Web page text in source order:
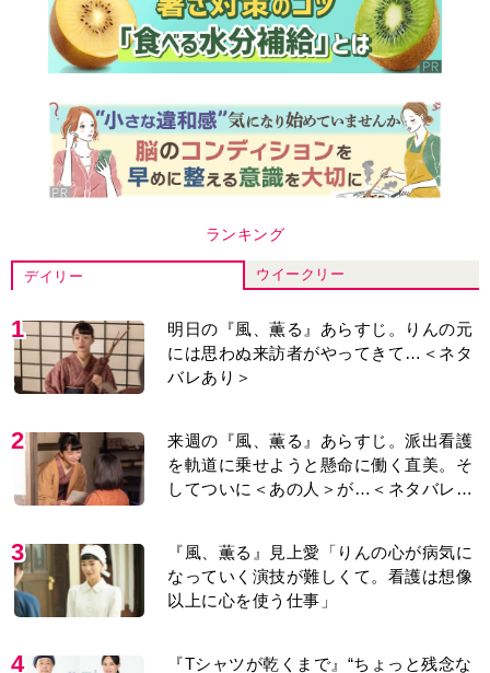
ランキング
デイリー ウイークリー
明日の『風、薫る』あらすじ。りんの元
には思わぬ来訪者がやってきて…＜ネタ
2
来週の『風、薫る』あらすじ。派出看護
してついに＜あの人＞が…＜ネタバレあ
り＞
3
『風、薫る』見上愛「りんの心が病気に
以上に心を使う仕事」
4
『Tシャツが乾くまで』“ちょっと残念な
を演じるのは、齋藤飛鳥さん＜キャスト
紹介＞
5
次回『豊臣兄弟！』あらすじ。秀吉への
り戻すため、小一郎が動き出し「信長の